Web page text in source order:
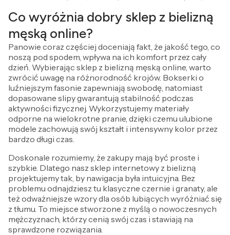
Co wyróżnia dobry sklep z bielizną
męską online?
Panowie coraz częściej doceniają fakt, że jakość tego, co
noszą pod spodem, wpływa na ich komfort przez cały
dzień. Wybierając sklep z bielizną męską online, warto
zwrócić uwagę na różnorodność krojów. Bokserki o
luźniejszym fasonie zapewniają swobodę, natomiast
dopasowane slipy gwarantują stabilność podczas
aktywności fizycznej. Wykorzystujemy materiały
odporne na wielokrotne pranie, dzięki czemu ulubione
modele zachowują swój kształt i intensywny kolor przez
bardzo długi czas.
Doskonale rozumiemy, że zakupy mają być proste i
szybkie. Dlatego nasz sklep internetowy z bielizną
projektujemy tak, by nawigacja była intuicyjna. Bez
problemu odnajdziesz tu klasyczne czernie i granaty, ale
też odważniejsze wzory dla osób lubiących wyróżniać się
z tłumu. To miejsce stworzone z myślą o nowoczesnych
mężczyznach, którzy cenią swój czas i stawiają na
sprawdzone rozwiązania.